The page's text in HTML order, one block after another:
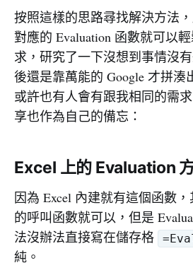
按照這樣的思路尋找解決方法
對應的 Evaluation 函數就可以
求，研究了一下沒想到事情沒
後還是靠萬能的 Google 才拼湊
或許也有人會有跟我相同的需
享也作為自己的備忘：
Excel 上的 Evaluation
因為 Excel 內建就有這個函數
的呼叫函數就可以，但是
法沒辦法直接寫在儲存格
純。